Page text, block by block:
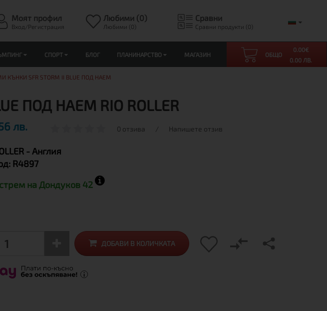
Моят профил
Вход/Регистрация
Любими (0)
Любими (0)
Сравни
Сравни продукти (0)
СПОРТ БЛОГ ПЛАНИНАРСТВО МАГАЗИН ОБЩО
0.00€
0.00 ЛВ.
КЪНКИ SFR STORM II BLUE ПОД НАЕМ
ПОД НАЕМ RIO ROLLER
лв. 0 отзива / Напишете отзив
- Англия
R4897
на Дондуков 42
ДОБАВИ В КОЛИЧКАТА